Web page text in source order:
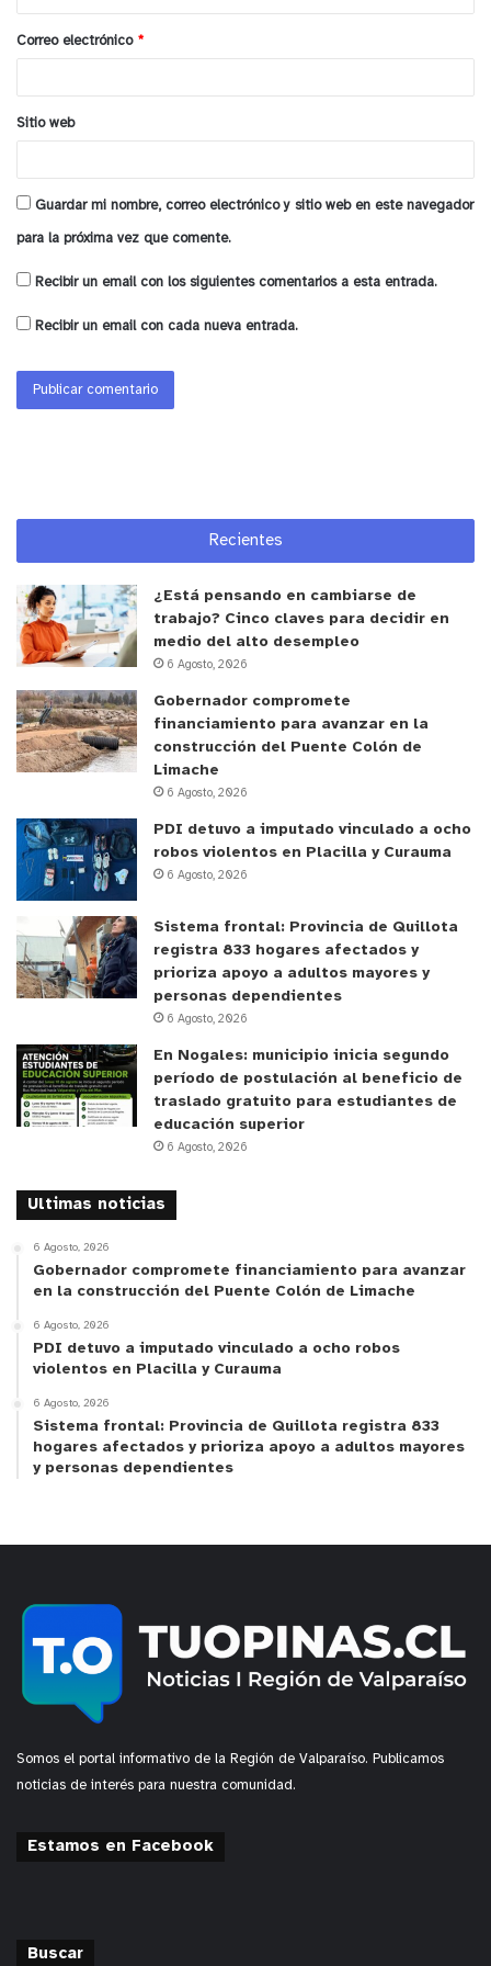
y tú, ¿qué opinas?
*
Correo electrónico *
Sitio web
Guardar mi nombre, correo electrónico y sitio web en este navegador
para la próxima vez que comente.
Recibir un email con los siguientes comentarios a esta entrada.
Recibir un email con cada nueva entrada.
Recientes
¿Está pensando en cambiarse de
trabajo? Cinco claves para decidir en
medio del alto desempleo
6 Agosto, 2026
Gobernador compromete
financiamiento para avanzar en la
construcción del Puente Colón de
Limache
6 Agosto, 2026
PDI detuvo a imputado vinculado a ocho
robos violentos en Placilla y Curauma
6 Agosto, 2026
Sistema frontal: Provincia de Quillota
registra 833 hogares afectados y
prioriza apoyo a adultos mayores y
personas dependientes
6 Agosto, 2026
En Nogales: municipio inicia segundo
período de postulación al beneficio de
traslado gratuito para estudiantes de
educación superior
6 Agosto, 2026
Ultimas noticias
6 Agosto, 2026
Gobernador compromete financiamiento para avanzar
en la construcción del Puente Colón de Limache
6 Agosto, 2026
PDI detuvo a imputado vinculado a ocho robos
violentos en Placilla y Curauma
6 Agosto, 2026
Sistema frontal: Provincia de Quillota registra 833
hogares afectados y prioriza apoyo a adultos mayores
y personas dependientes
Somos el portal informativo de la Región de Valparaíso. Publicamos
noticias de interés para nuestra comunidad.
Estamos en Facebook
Buscar